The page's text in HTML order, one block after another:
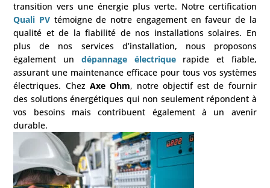
transition vers une énergie plus verte. Notre certification
Quali PV témoigne de notre engagement en faveur de la
qualité et de la fiabilité de nos installations solaires. En
plus de nos services d’installation, nous proposons
également un dépannage électriquerapide et fiable,
assurant une maintenance efficace pour tous vos systèmes
électriques. Chez Axe Ohm, notre objectif est de fournir
des solutions énergétiques qui non seulement répondent à
vos besoins mais contribuent également à un avenir
durable.